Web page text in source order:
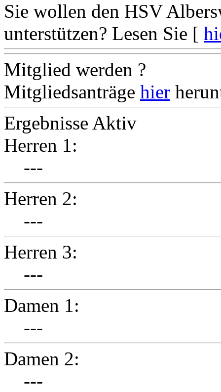
Sie wollen den HSV
unterstützen? Lesen Sie [
Mitglied werden ?
Mitgliedsanträge hier
Ergebnisse Aktiv
Herren 1:
---
Herren 2:
---
Herren 3:
---
Damen 1:
---
Damen 2:
---